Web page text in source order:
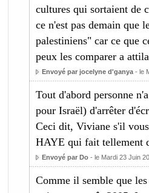
cultures qui sortaient de
ce n'est pas demain que
palestiniens" car ce que
peux les comparer a
Envoyé par jocelyne d'ganya- le
Tout d'abord personne
pour Israël) d'arrêter
Ceci dit, Viviane s'il
HAYE qui fait tellement
Envoyé par Do- le Mardi 23 Juin
Comme il semble que